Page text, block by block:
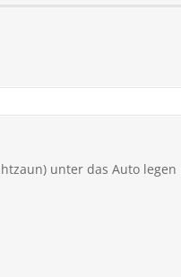
unter das Auto legen